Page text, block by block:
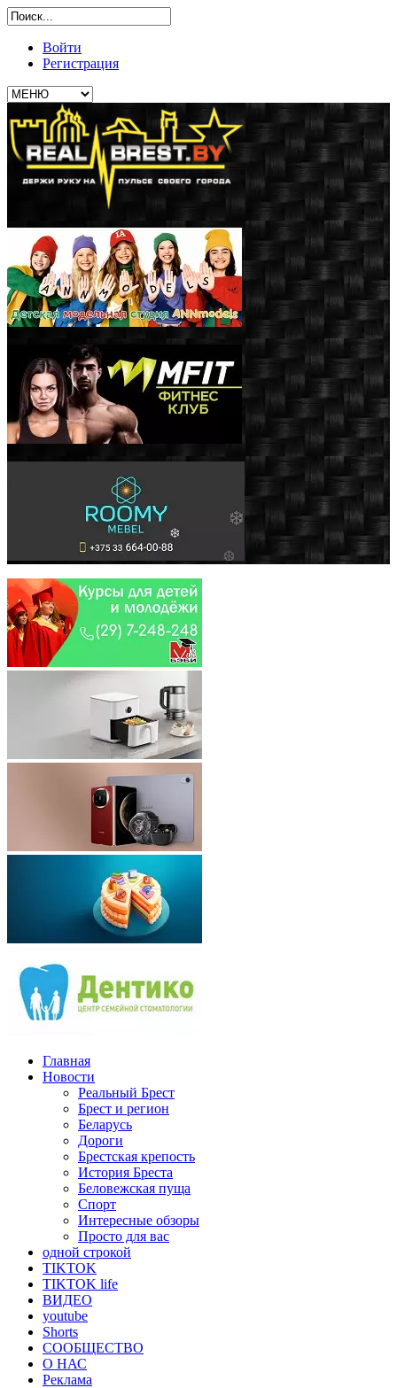
Войти
Регистрация
Главная
Новости
Реальный Брест
Брест и регион
Беларусь
Дороги
Брестская крепость
История Бреста
Беловежская пуща
Спорт
Интересные обзоры
Просто для вас
одной строкой
TIKTOK
TIKTOK life
ВИДЕО
youtube
Shorts
СООБЩЕСТВО
О НАС
Реклама